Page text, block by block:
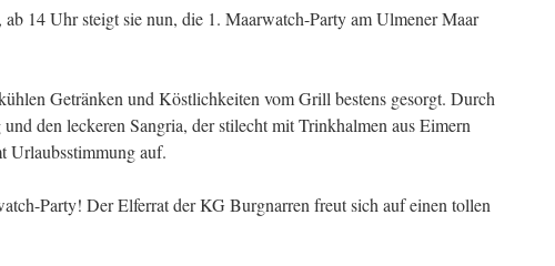
14 Uhr steigt sie nun, die 1. Maarwatch-Party am Ulmener Maar
Getränken und Köstlichkeiten vom Grill bestens gesorgt. Durch
den leckeren Sangria, der stilecht mit Trinkhalmen aus Eimern
Urlaubsstimmung auf.
Party! Der Elferrat der KG Burgnarren freut sich auf einen tollen